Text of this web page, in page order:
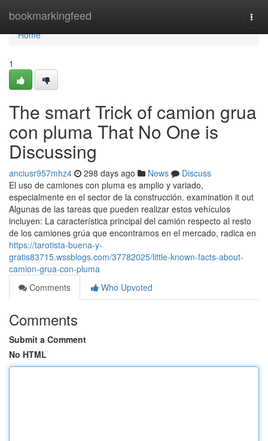
bookmarkingfeed
Home
Home
1
The smart Trick of camion grua
con pluma That No One is
Discussing
anciusr957mhz4 298 days ago News
Discuss
El uso de camiones con pluma es amplio y variado,
especialmente en el sector de la construcción. examination it out
Algunas de las tareas que pueden realizar estos vehículos
incluyen: La característica principal del camión respecto al resto
de los camiones grúa que encontramos en el mercado, radica en
https://tarotista-buena-y-
gratis83715.wssblogs.com/37782025/little-known-facts-about-
camion-grua-con-pluma
Comments
Who Upvoted
Comments
Submit a Comment
No HTML